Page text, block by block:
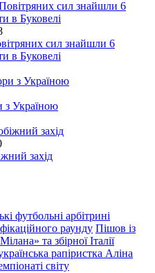
сил знайшли 6
в Буковелі
Україною
захід
футбольні арбітрині
раунду Пішов із
та збірної Італії
рапіристка Аліна
світу